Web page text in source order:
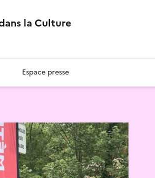
la Culture
Espace presse